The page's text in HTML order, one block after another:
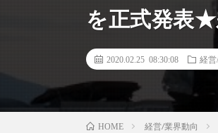
を正式発表★
2020.02.25 08:30:08 経営
HOME 経営/業界動向